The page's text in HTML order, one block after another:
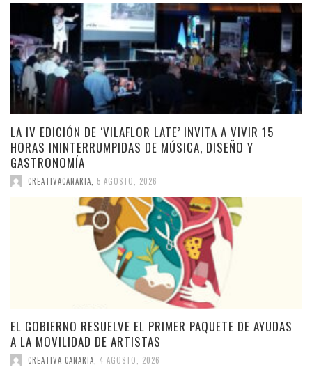
LA IV EDICIÓN DE ‘VILAFLOR LATE’ INVITA A VIVIR 15
HORAS ININTERRUMPIDAS DE MÚSICA, DISEÑO Y
GASTRONOMÍA
CREATIVACANARIA 5 AGOSTO, 2026
EL GOBIERNO RESUELVE EL PRIMER PAQUETE DE AYUDAS
A LA MOVILIDAD DE ARTISTAS
CREATIVA CANARIA 4 AGOSTO, 2026